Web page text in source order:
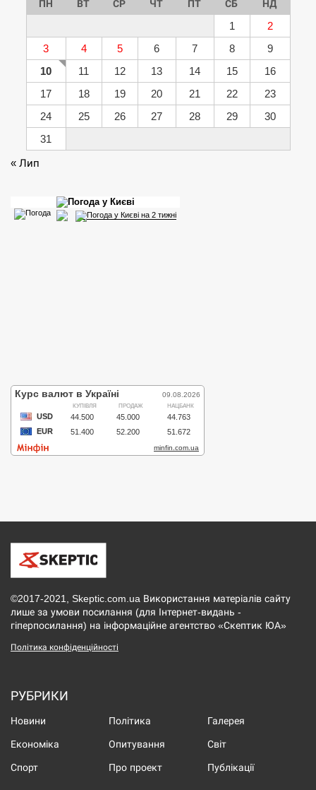
ПН ВТ СР ЧТ ПТ СБ НД
1
2
3
4 5 6 7 8
9
10
11 12 13 14 15
16
17
18 19 20 21 22
23
24
25 26 27 28 29
30
31
« Лип
©2017-2021, Skeptic.com.ua Використання матеріалів сайту
лише за умови посилання (для Інтернет-видань -
гіперпосилання) на інформаційне агентство «Скептик ЮА»
Політика конфіденційності
РУБРИКИ
Новини Політика Галерея
Економіка Опитування Світ
Спорт Про проект Публікації